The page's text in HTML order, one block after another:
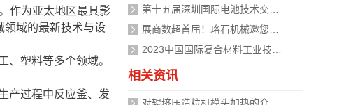
作为亚太地区最具影
领域的最新技术与设
、塑料等多个领域。
产过程中反应釜、发
相关资讯